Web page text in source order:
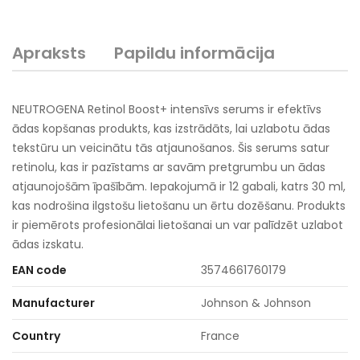
Apraksts Papildu informācija
NEUTROGENA Retinol Boost+ intensīvs serums ir efektīvs
ādas kopšanas produkts, kas izstrādāts, lai uzlabotu ādas
tekstūru un veicinātu tās atjaunošanos. Šis serums satur
retinolu, kas ir pazīstams ar savām pretgrumbu un ādas
atjaunojošām īpašībām. Iepakojumā ir 12 gabali, katrs 30 ml,
kas nodrošina ilgstošu lietošanu un ērtu dozēšanu. Produkts
ir piemērots profesionālai lietošanai un var palīdzēt uzlabot
ādas izskatu.
EAN code
3574661760179
Manufacturer Johnson & Johnson
Country France